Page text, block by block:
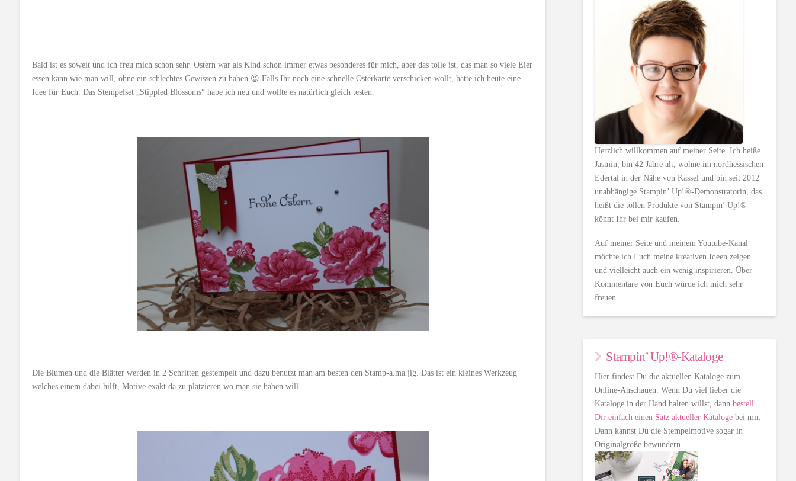
Bald ist es soweit und ich freu mich schon sehr. Ostern war als Kind schon immer etwas besonderes für mich, aber das tolle ist, das man so viele Eier
essen kann wie man will, ohne ein schlechtes Gewissen zu haben 😉 Falls Ihr noch eine schnelle Osterkarte verschicken wollt, hätte ich heute eine
Idee für Euch. Das Stempelset „Stippled Blossoms“ habe ich neu und wollte es natürlich gleich testen.
Die Blumen und die Blätter werden in 2 Schritten gestempelt und dazu benutzt man am besten den Stamp-a.ma.jig. Das ist ein kleines Werkzeug
welches einem dabei hilft, Motive exakt da zu platzieren wo man sie haben will.
Herzlich willkommen auf meiner Seite. Ich heiße
Jasmin, bin 42 Jahre alt, wohne im nordhessischen
Edertal in der Nähe von Kassel und bin seit 2012
unabhängige Stampin’ Up!®-Demonstratorin, das
heißt die tollen Produkte von Stampin’ Up!®
könnt Ihr bei mir kaufen.
Auf meiner Seite und meinem Youtube-Kanal
möchte ich Euch meine kreativen Ideen zeigen
und vielleicht auch ein wenig inspirieren. Über
Kommentare von Euch würde ich mich sehr
freuen.
Stampin’ Up!®-Kataloge
Hier findest Du die aktuellen Kataloge zum
Online-Anschauen. Wenn Du viel lieber die
Kataloge in der Hand halten willst, dannbestell
Dir einfach einen Satz aktueller Kataloge bei mir.
Dann kannst Du die Stempelmotive sogar in
Originalgröße bewundern.